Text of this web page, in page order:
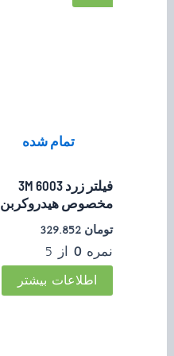
تمام شده
فیلتر زرد 6003 3M
مخصوص هیدروکربن
تومان 329.852
نمره0 از 5
اطلاعات بیشتر